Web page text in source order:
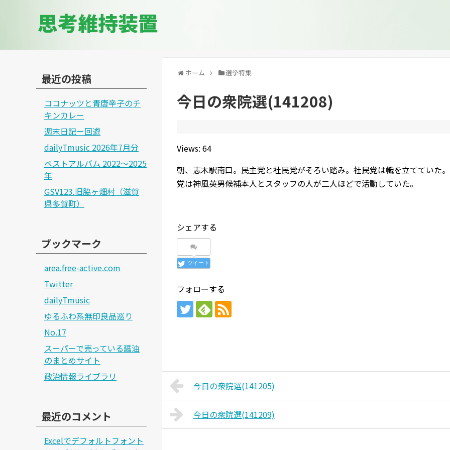
思考維持装置
ホーム 選挙特集
今日の衆院選(141208)
Views: 64
朝、志木駅南口。民主党と社民党がそろい踏み。社民党は幟を立てていた
党は神風英男候補本人とスタッフの人が二人ほどで活動していた。
シェアする
ツイート
フォローする
今日の衆院選(141205)
今日の衆院選(141209)
最近の投稿
ココナッツと青唐辛子のチ
キンカレー
週末日記ー回遊
dailyTmusic 2026年7月分
ベストアルバム 2022～2025
年
GSV123.旧脇ヶ畑村（滋賀
県多賀町）
ブックマーク
area.free-active.com
Twitter
dailyTmusic
ゆるふわ系無印良品巡り
No.17
スーパーで売っている醤油
のまとめサイト
政治情報ライブラリ
最近のコメント
Excelでデフォルトフォント